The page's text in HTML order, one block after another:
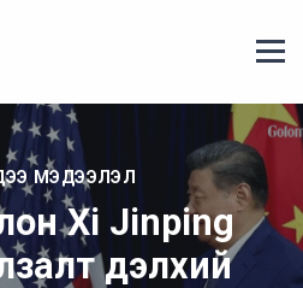
МЭДЭЭЛЭЛ
Xi Jinping
дэлхий